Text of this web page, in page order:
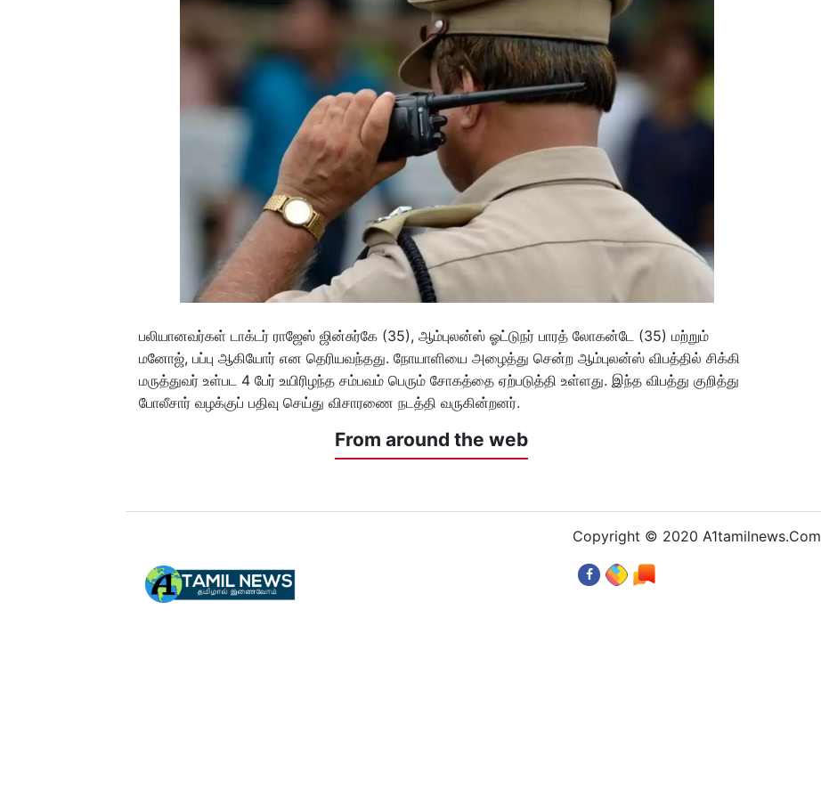
பலியானவர்கள் டாக்டர் ராஜேஸ் ஜின்சுர்கே (35), ஆம்புலன்ஸ் ஓட்டுநர் பாரத் லோகன்டே (35) மற்றும்
மனோஜ், பப்பு ஆகியோர் என தெரியவந்தது. நோயாளியை அழைத்து சென்ற ஆம்புலன்ஸ் விபத்தில் சிக்கி
மருத்துவர் உள்பட 4 பேர் உயிரிழந்த சம்பவம் பெரும் சோகத்தை ஏற்படுத்தி உள்ளது. இந்த விபத்து குறித்து
போலீசார் வழக்குப் பதிவு செய்து விசாரணை நடத்தி வருகின்றனர்.
From around the web
Copyright © 2020 A1tamilnews.Com